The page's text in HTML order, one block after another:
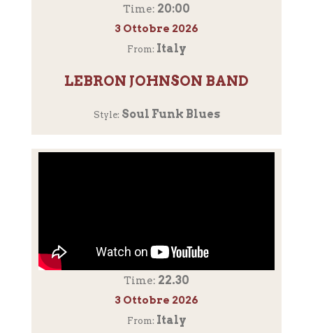
Time: 20:00
3 Ottobre 2026
From: Italy
LEBRON JOHNSON BAND
Style: Soul Funk Blues
Time: 22.30
3 Ottobre 2026
From: Italy